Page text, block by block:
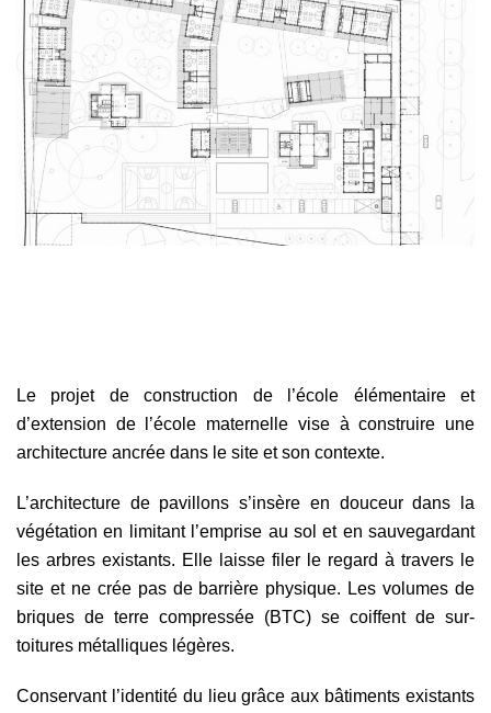
Le projet de construction de l’école élémentaire et
d’extension de l’école maternelle vise à construire une
architecture ancrée dans le site et son contexte.
L’architecture de pavillons s’insère en douceur dans la
végétation en limitant l’emprise au sol et en sauvegardant
les arbres existants. Elle laisse filer le regard à travers le
site et ne crée pas de barrière physique. Les volumes de
briques de terre compressée (BTC) se coiffent de sur-
toitures métalliques légères.
Conservant l’identité du lieu grâce aux bâtiments existants